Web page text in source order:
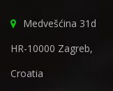
Medvešćina 31d
HR-10000 Zagreb,
Croatia